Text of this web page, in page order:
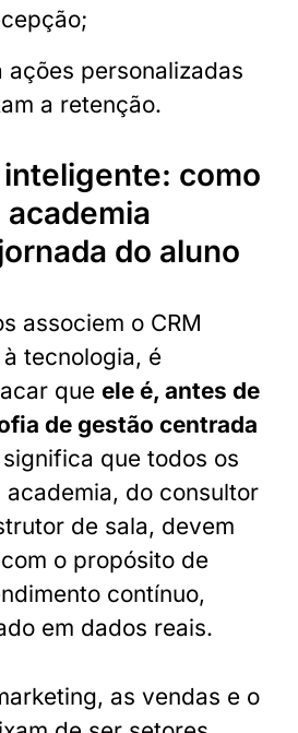
ações personalizadas
a retenção.
como
academia
do aluno
associem o CRM
tecnologia, é
que ele é, antes de
de gestão centrada
que todos os
do consultor
de sala, devem
o propósito de
contínuo,
em dados reais.
as vendas e o